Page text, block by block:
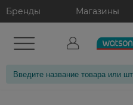
Бренды Магазины